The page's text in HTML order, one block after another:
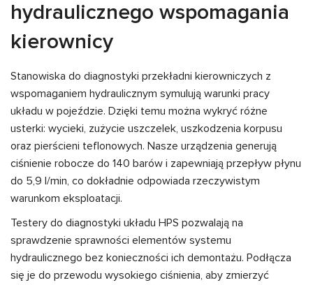
hydraulicznego wspomagania
kierownicy
Stanowiska do diagnostyki przekładni kierowniczych z
wspomaganiem hydraulicznym symulują warunki pracy
układu w pojeździe. Dzięki temu można wykryć różne
usterki: wycieki, zużycie uszczelek, uszkodzenia korpusu
oraz pierścieni teflonowych. Nasze urządzenia generują
ciśnienie robocze do 140 barów i zapewniają przepływ płynu
do 5,9 l/min, co dokładnie odpowiada rzeczywistym
warunkom eksploatacji.
Testery do diagnostyki układu HPS pozwalają na
sprawdzenie sprawności elementów systemu
hydraulicznego bez konieczności ich demontażu. Podłącza
się je do przewodu wysokiego ciśnienia, aby zmierzyć